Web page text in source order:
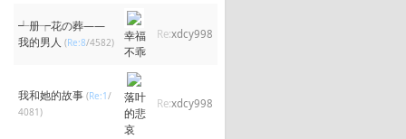
┵册┮花の葬——
我的男人 (Re:8/4582)
幸福
不乖
Re:xdcy998
我和她的故事 (Re:1/
4081)
落叶
的悲
哀
Re:xdcy998